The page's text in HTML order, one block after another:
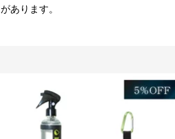
があります。